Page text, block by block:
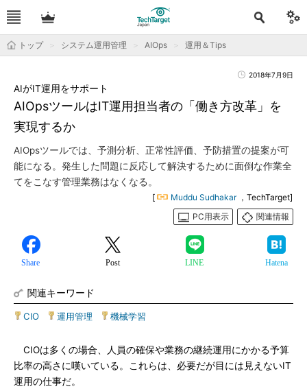
トップ システム運用管理 AIOps 運用＆Tips
2018年7月9日
AIOpsツールはIT運用担当者の「働き方改革」を
実現するか
AIがIT運用をサポート
AIOpsツールでは、予測分析、正常性評価、予防措置の提案が可
能になる。発生した問題に反応して解決するために面倒な作業全
てをこなす管理業務はなくなる。
[ Muddu Sudhakar ，TechTarget]
PC用表示
関連情報
Share Post LINE Hatena
関連キーワード
CIO 運用管理 機械学習
CIOは多くの場合、人員の確保や業務の継続運用にかかる予算
比率の高さに嘆いている。これらは、必要だが目には見えないIT
運用の仕事だ。